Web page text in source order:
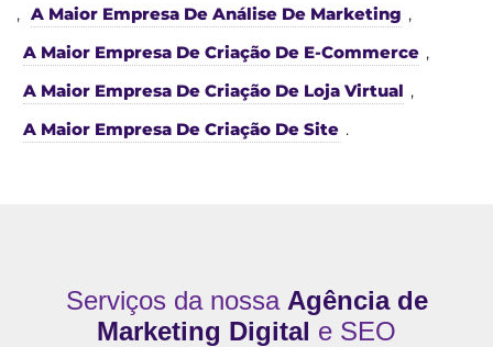
, A Maior Empresa De Análise De Marketing ,
A Maior Empresa De Criação De E-Commerce ,
A Maior Empresa De Criação De Loja Virtual ,
A Maior Empresa De Criação De Site .
Serviços da nossa Agência de
Marketing Digital e SEO